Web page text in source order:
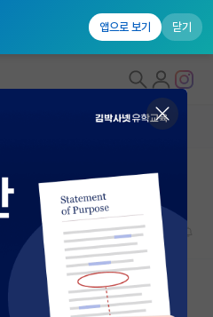
앱으로 보기 닫기
??